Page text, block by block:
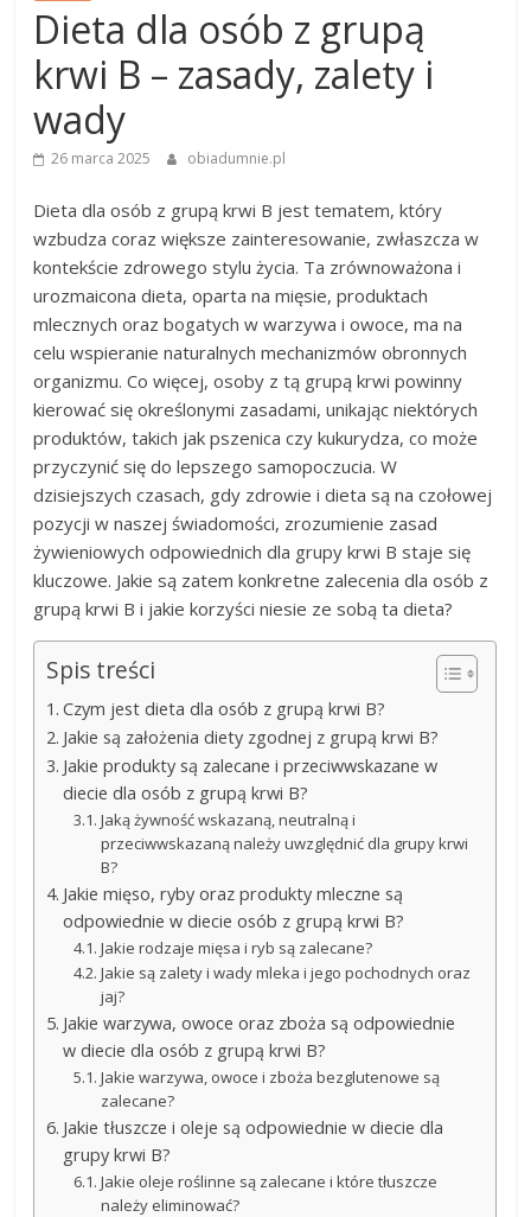
Dieta dla osób z grupą
krwi B – zasady, zalety i
wady
26 marca 2025 obiadumnie.pl
Dieta dla osób z grupą krwi B jest tematem, który
wzbudza coraz większe zainteresowanie, zwłaszcza w
kontekście zdrowego stylu życia. Ta zrównoważona i
urozmaicona dieta, oparta na mięsie, produktach
mlecznych oraz bogatych w warzywa i owoce, ma na
celu wspieranie naturalnych mechanizmów obronnych
organizmu. Co więcej, osoby z tą grupą krwi powinny
kierować się określonymi zasadami, unikając niektórych
produktów, takich jak pszenica czy kukurydza, co może
przyczynić się do lepszego samopoczucia. W
dzisiejszych czasach, gdy zdrowie i dieta są na czołowej
pozycji w naszej świadomości, zrozumienie zasad
żywieniowych odpowiednich dla grupy krwi B staje się
kluczowe. Jakie są zatem konkretne zalecenia dla osób z
grupą krwi B i jakie korzyści niesie ze sobą ta dieta?
Spis treści
Czym jest dieta dla osób z grupą krwi B?
Jakie są założenia diety zgodnej z grupą krwi B?
Jakie produkty są zalecane i przeciwwskazane w
diecie dla osób z grupą krwi B?
Jaką żywność wskazaną, neutralną i
przeciwwskazaną należy uwzględnić dla grupy krwi
B?
Jakie mięso, ryby oraz produkty mleczne są
odpowiednie w diecie osób z grupą krwi B?
Jakie rodzaje mięsa i ryb są zalecane?
Jakie są zalety i wady mleka i jego pochodnych oraz
jaj?
Jakie warzywa, owoce oraz zboża są odpowiednie
w diecie dla osób z grupą krwi B?
Jakie warzywa, owoce i zboża bezglutenowe są
zalecane?
Jakie tłuszcze i oleje są odpowiednie w diecie dla
grupy krwi B?
Jakie oleje roślinne są zalecane i które tłuszcze
należy eliminować?